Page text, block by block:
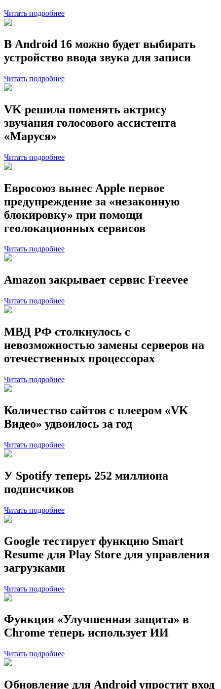
Читать подробнее
В Android 16 можно будет выбирать
устройство ввода звука для записи
Читать подробнее
VK решила поменять актрису
звучания голосового ассистента
«Маруся»
Читать подробнее
Евросоюз вынес Apple первое
предупреждение за «незаконную
блокировку» при помощи
геолокационных сервисов
Читать подробнее
Amazon закрывает сервис Freevee
Читать подробнее
МВД РФ столкнулось с
невозможностью замены серверов на
отечественных процессорах
Читать подробнее
Количество сайтов с плеером «VK
Видео» удвоилось за год
Читать подробнее
У Spotify теперь 252 миллиона
подписчиков
Читать подробнее
Google тестирует функцию Smart
Resume для Play Store для управления
загрузками
Читать подробнее
Функция «Улучшенная защита» в
Chrome теперь использует ИИ
Читать подробнее
Обновление для Android упростит вход